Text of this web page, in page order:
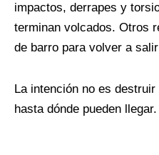
impactos, derrapes y
terminan volcados. Otros
de barro para volver a
La intención no es
hasta dónde pueden llegar.